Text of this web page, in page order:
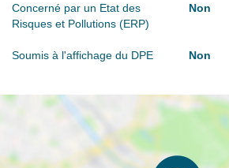
Concerné par un Etat des
Risques et Pollutions (ERP)
Non
Soumis à l'affichage du DPE Non